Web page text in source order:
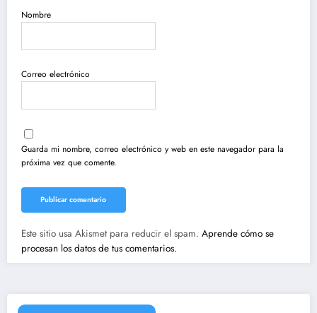
Nombre
Correo electrónico
Guarda mi nombre, correo electrónico y web en este navegador para la
próxima vez que comente.
Este sitio usa Akismet para reducir el spam. Aprende cómo se
procesan los datos de tus comentarios.